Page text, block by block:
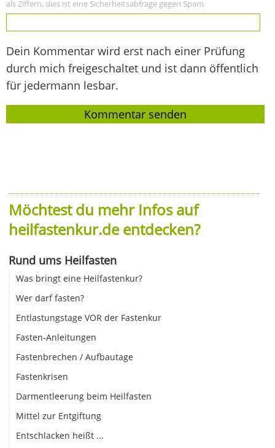
als Ziffern, dies ist eine Sicherheitsabfrage gegen Spam
Dein Kommentar wird erst nach einer Prüfung
durch mich freigeschaltet und ist dann öffentlich
für jedermann lesbar.
Möchtest du mehr Infos auf
heilfastenkur.de entdecken?
Rund ums Heilfasten
Was bringt eine Heilfastenkur?
Wer darf fasten?
Entlastungstage VOR der Fastenkur
Fasten-Anleitungen
Fastenbrechen / Aufbautage
Fastenkrisen
Darmentleerung beim Heilfasten
Mittel zur Entgiftung
Entschlacken heißt ...